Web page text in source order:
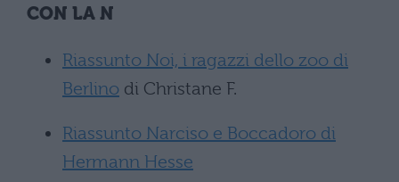
CON LA N
Riassunto Noi, i ragazzi dello zoo di
Berlino di Christane F.
Riassunto Narciso e Boccadoro di
Hermann Hesse